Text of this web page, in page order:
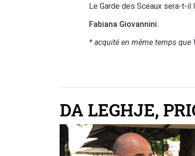
Le Garde des Sceaux sera-t-
Fabiana Giovannini.
* acquité en même temps que
DA LEGHJE,